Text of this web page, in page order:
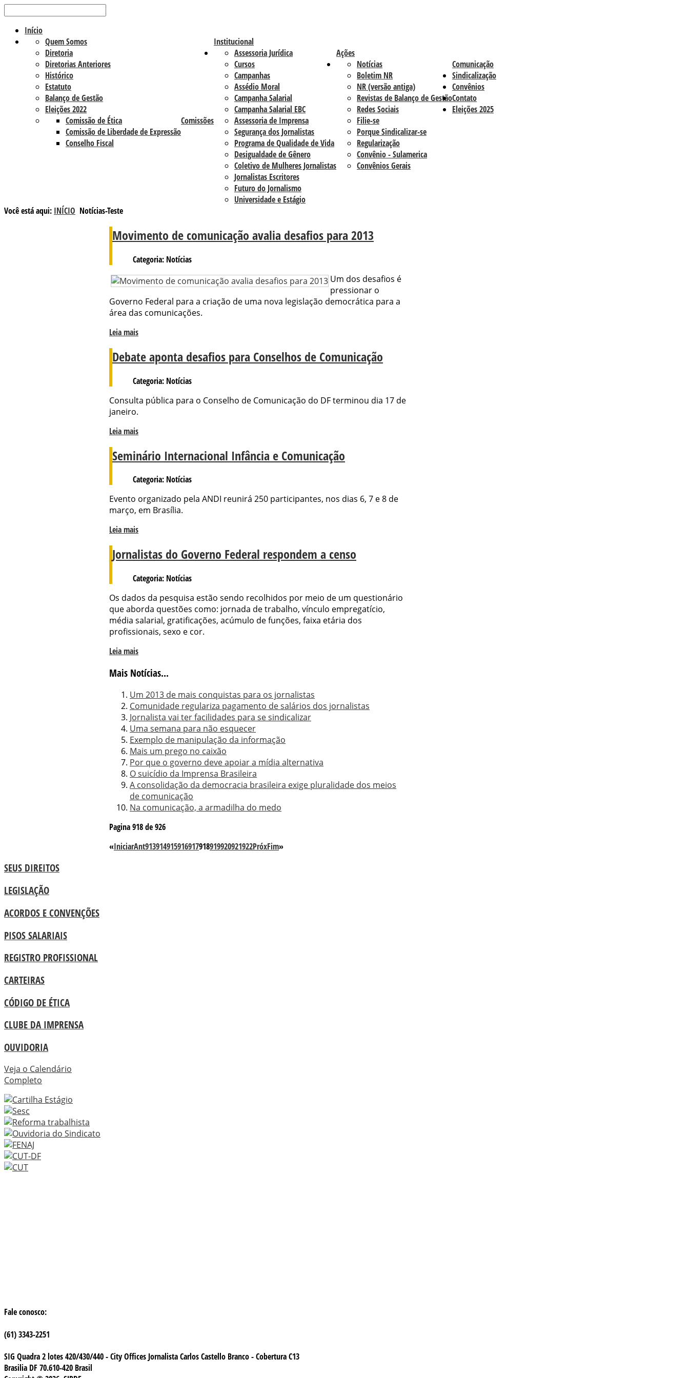
Início
Institucional
Quem Somos
Diretoria
Diretorias Anteriores
Histórico
Estatuto
Balanço de Gestão
Eleições 2022
Comissões
Comissão de Ética
Comissão de Liberdade de Expressão
Conselho Fiscal
Ações
Assessoria Jurídica
Cursos
Campanhas
Assédio Moral
Campanha Salarial
Campanha Salarial EBC
Assessoria de Imprensa
Segurança dos Jornalistas
Programa de Qualidade de Vida
Desigualdade de Gênero
Coletivo de Mulheres Jornalistas
Jornalistas Escritores
Futuro do Jornalismo
Universidade e Estágio
Comunicação
Notícias
Boletim NR
NR (versão antiga)
Revistas de Balanço de Gestão
Redes Sociais
Sindicalização
Filie-se
Porque Sindicalizar-se
Regularização
Convênios
Convênio - Sulamerica
Convênios Gerais
Contato
Eleições 2025
Você está aqui: INÍCIO Notícias-Teste
Movimento de comunicação avalia desafios para 2013
Categoria: Notícias
Um dos desafios é
pressionar o
Governo Federal para a criação de uma nova legislação democrática para a
área das comunicações.
Leia mais
Debate aponta desafios para Conselhos de Comunicação
Categoria: Notícias
Consulta pública para o Conselho de Comunicação do DF terminou dia 17 de
janeiro.
Leia mais
Seminário Internacional Infância e Comunicação
Categoria: Notícias
Evento organizado pela ANDI reunirá 250 participantes, nos dias 6, 7 e 8 de
março, em Brasília.
Leia mais
Jornalistas do Governo Federal respondem a censo
Categoria: Notícias
Os dados da pesquisa estão sendo recolhidos por meio de um questionário
que aborda questões como: jornada de trabalho, vínculo empregatício,
média salarial, gratificações, acúmulo de funções, faixa etária dos
profissionais, sexo e cor.
Leia mais
Mais Notícias...
Um 2013 de mais conquistas para os jornalistas
Comunidade regulariza pagamento de salários dos jornalistas
Jornalista vai ter facilidades para se sindicalizar
Uma semana para não esquecer
Exemplo de manipulação da informação
Mais um prego no caixão
Por que o governo deve apoiar a mídia alternativa
O suicídio da Imprensa Brasileira
A consolidação da democracia brasileira exige pluralidade dos meios
de comunicação
Na comunicação, a armadilha do medo
Pagina 918 de 926
«IniciarAnt913914915916917918919920921922PróxFim»
SEUS DIREITOS
LEGISLAÇÃO
ACORDOS E CONVENÇÕES
PISOS SALARIAIS
REGISTRO PROFISSIONAL
CARTEIRAS
CÓDIGO DE ÉTICA
CLUBE DA IMPRENSA
OUVIDORIA
Veja o Calendário
Completo
Fale conosco:
(61) 3343-2251
SIG Quadra 2 lotes 420/430/440 - City Offices Jornalista Carlos Castello Branco - Cobertura C13
Brasilia DF 70.610-420 Brasil